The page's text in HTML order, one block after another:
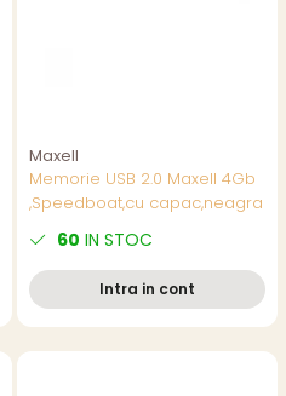
Maxell
Memorie USB 2.0 Maxell 4Gb
,Speedboat,cu capac,neagra
60 IN STOC
Intra in cont